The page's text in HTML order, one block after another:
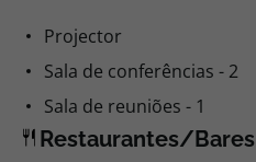
Projector
Sala de conferências - 2
Sala de reuniões - 1
Restaurantes/Bares